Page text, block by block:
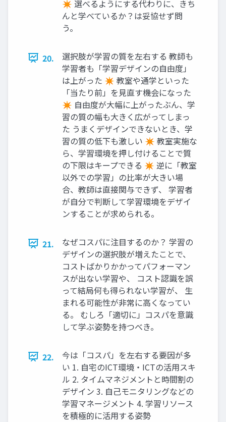
✴ 選べるようにする代わりに、きち
んと学べているか？は妥協せず問
う。
20.
選択肢が学習の質を左右する 教師も
学習者も「学習デザインの自由度」
は上がった ✴ 教室や通学といった
「当たり前」を見直す機会になった
✴ 自由度が大幅に上がったぶん、学
習の質の幅も大きく広がってしまっ
た うまくデザインできないとき、学
習の質の低下も激しい ✴ 教室実施な
ら、学習環境を押し付けることで質
の下限はキープできる ✴ 逆に「教室
以外での学習」の比率が大きい場
合、教師は直接関与できず、 学習者
が自分で判断して学習環境をデザイ
ンすることが求められる。
21.
なぜコスパに注目するのか？ 学習の
デザインの選択肢が増えたことで、
コストばかりかかってパフォーマン
スが出ない学習や、 コスト認識を誤
って結局何も得られない学習が、 生
まれる可能性が非常に高くなってい
る。 むしろ「適切に」コスパを意識
して学ぶ姿勢を持つべき。
22.
今は「コスパ」を左右する要因が多
い 1. 自宅のICT環境・ICTの活用スキ
ル 2. タイムマネジメントと時間割の
デザイン 3. 自己モニタリングなどの
学習マネージメント 4. 学習リソース
を積極的に活用する姿勢